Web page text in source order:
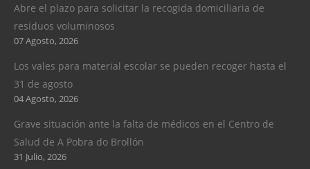
Abre el plazo para solicitar la recogida domiciliaria de
residuos voluminosos
07 Agosto, 2026
Los vales para material escolar se pueden recoger hasta el
31 de agosto
04 Agosto, 2026
Grave situación ante la falta de médicos en el Centro de
Salud de A Pobra do Brollón
31 Julio, 2026